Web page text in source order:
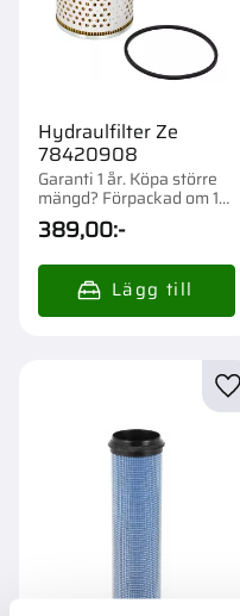
Hydraulfilter Ze
78420908
Garanti 1 år. Köpa större
mängd? Förpackad om 1
st.
389,00:-